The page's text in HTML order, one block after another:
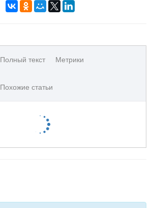
Полный текст Метрики
Похожие статьи